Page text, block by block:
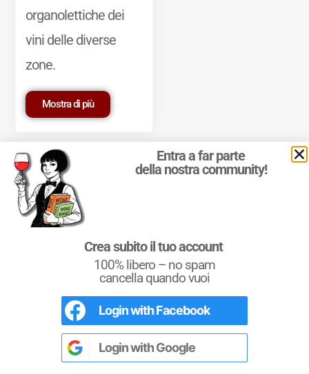
organolettiche dei
vini delle diverse
zone.
Mostra di più
Marchio Reg. | P.IVA 03921390245
Condizioni d'uso|Privacy Policy|Cookie Policy
cookie
Conoscere il Vino
Un testo completo per chi si avvicina al
mondo del vino. Un riferimento per i più
esperti e i Sommeliers.
Entra a far parte
della nostra community!
Crea subito il tuo account
100% libero – no spam
cancella quando vuoi
Login withFacebook
Login withGoogle